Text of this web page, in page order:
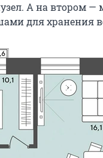
А на втором
для хранения